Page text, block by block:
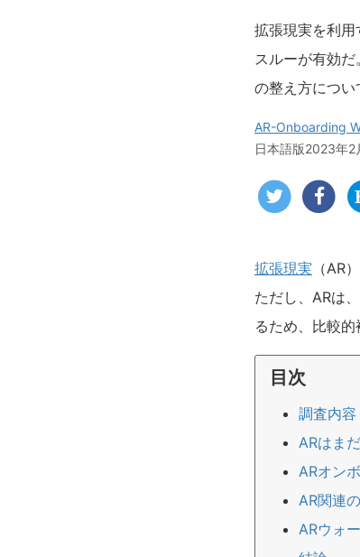
拡張現実を利
スルーが有効
の整え方につい
AR-Onboarding
日本語版2023年2
拡張現実 （AR
ただし、ARは
るため、比較的
目次
調査内容
ARはま
ARオン
AR関連
ARウォ